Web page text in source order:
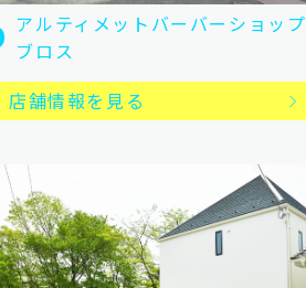
アルティメットバーバーショップ
ブロス
店舗情報を見る